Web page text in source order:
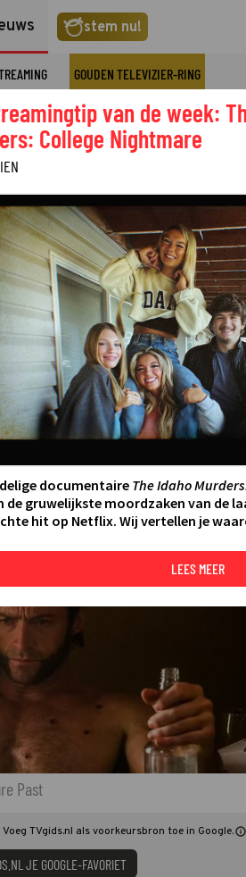
stem nu!
GOUDEN TELEVIZIER-RING
door de tijd in X-Men:
·LAATSTE UPDATE: 22-10-25 16:01
Past
TVgids.nl als voorkeursbron toe in Google.
JE GOOGLE-FAVORIET
van de week:
College Nightmare
documentaire The Idaho
de gruwelijkste moordzaken van de
hit op Netflix. Wij vertellen je
LEES MEER